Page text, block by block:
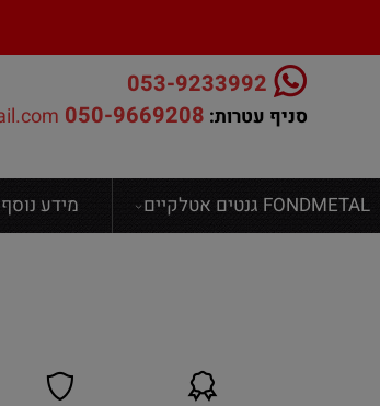
053-9233992
סניף עטרות: 050-9669208
FONDMETAL גנטים אטלקיים מידע נוסף